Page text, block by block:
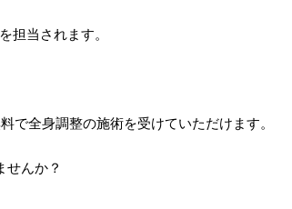
担当されます。
で全身調整の施術を受けていただけます。
せんか？